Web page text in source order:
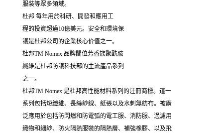
服裝等眾多領域。
杜邦 每年用於科研、開發和應用工
程的投資超過10億美元。安全和環境保
護是杜邦公司的企業核心价值之一。
杜邦TM Nomex 品牌間位芳香族聚酰胺
纖維是杜邦防護科技部的主流產品系列
之一。
杜邦TM Nomex 是杜邦高性能材料系列的注冊商標。這一
系列包括短纖維、長絲紗線、紙張以及水刺無紡布。被廣
泛應用於包括防閃燃和防電弧的電工服、消防服、過濾用
織物和細紗、防火隔熱服裝的隔熱層、補強橡膠、以及飛